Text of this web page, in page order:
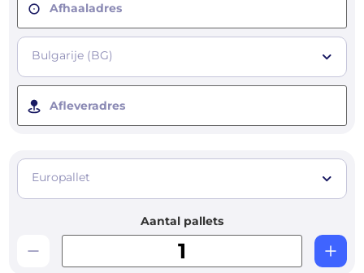
Afhaaladres
Bulgarije (BG)
Afleveradres
Europallet
Aantal pallets